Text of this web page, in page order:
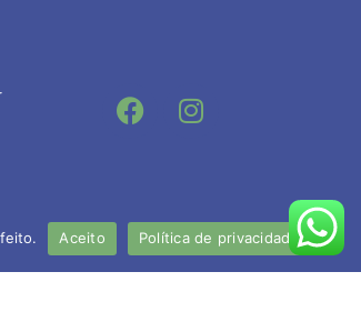
Mokwa
Aceito Política de privacidade